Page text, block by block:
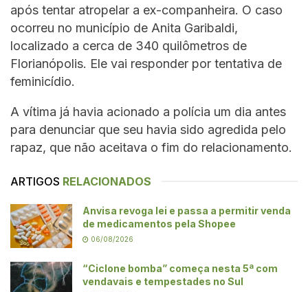
após tentar atropelar a ex-companheira. O caso
ocorreu no município de Anita Garibaldi,
localizado a cerca de 340 quilômetros de
Florianópolis. Ele vai responder por tentativa de
feminicídio.
A vítima já havia acionado a polícia um dia antes
para denunciar que seu havia sido agredida pelo
rapaz, que não aceitava o fim do relacionamento.
ARTIGOS RELACIONADOS
Anvisa revoga lei e passa a permitir venda
de medicamentos pela Shopee
06/08/2026
“Ciclone bomba” começa nesta 5ª com
vendavais e tempestades no Sul